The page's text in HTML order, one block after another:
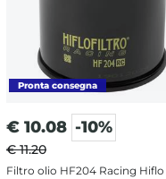
€ 10.08 -10%
€ 11.20
Filtro olio HF204 Racing Hiflo